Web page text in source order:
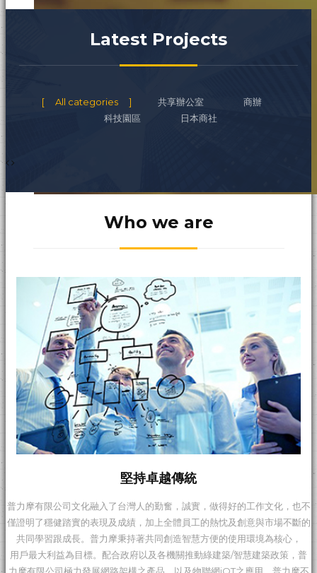
Latest Projects
All categories 共享辦公室
商辦
科技園區
日本商社
Who we are
堅持卓越傳統
普力摩有限公司文化融入了台灣人的勤奮，誠實，做得好的工作文化，也不
僅證明了穩健踏實的表現及成績，加上全體員工的熱忱及創意與市場不斷的
共同學習跟成長。普力摩秉持著共同創造智慧方便的使用環境為核心，
用戶最大利益為目標。配合政府以及各機關推動綠建築/智慧建築政策，普